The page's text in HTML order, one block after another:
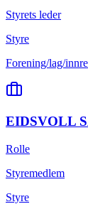
Styrets leder
Styre
Forening/lag/
EIDSVOLL
Rolle
Styremedlem
Styre